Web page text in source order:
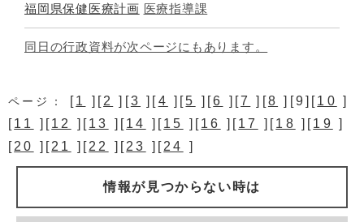
福岡県保健医療計画 医療指導課
同日の行政資料が次ページにもあります。
ページ： [1 ][2 ][3 ][4 ][5 ][6 ][7 ][8 ][9][10 ]
[11 ][12 ][13 ][14 ][15 ][16 ][17 ][18 ][19 ]
[20 ][21 ][22 ][23 ][24 ]
情報が見つからない時は